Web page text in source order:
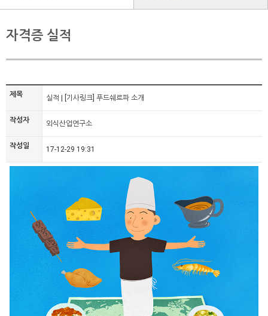
자격증 실적
제목 실적 | [기사링크] 푸드쉐르파 소개
작성자 외식산업연구소
작성일 17-12-29 19:31